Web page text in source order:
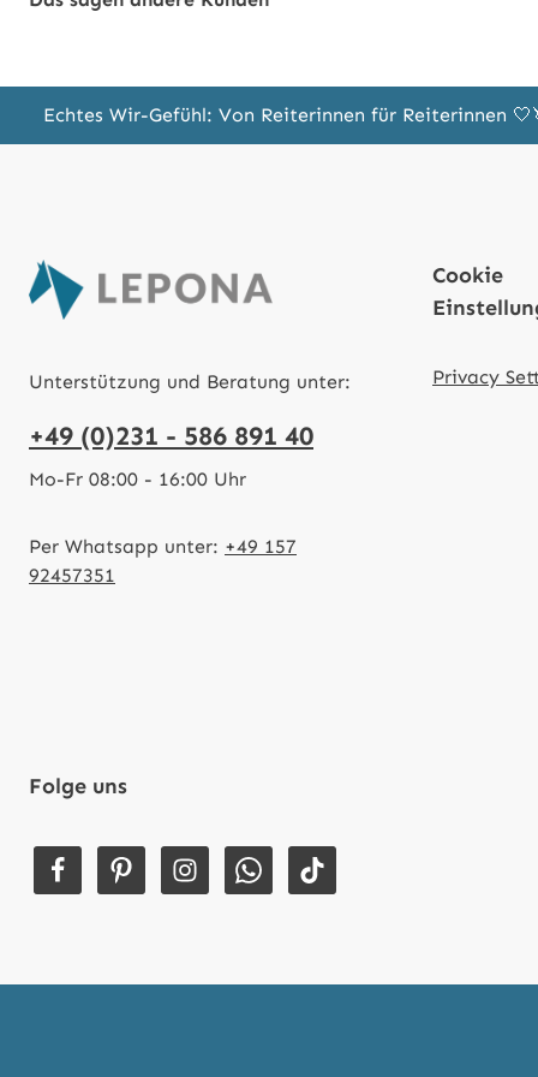
Echtes Wir-Gefühl: Von Reiterinnen für Reiterinnen
Unterstützung und Beratung unter:
+49 (0)231 - 586 891 40
Mo-Fr 08:00 - 16:00 Uhr
Per Whatsapp unter: +49 157
92457351
Cookie
Privacy
Folge uns